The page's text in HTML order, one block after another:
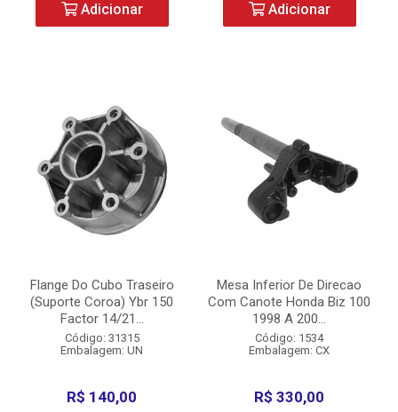
Adicionar Adicionar
Flange Do Cubo Traseiro
(Suporte Coroa) Ybr 150
Factor 14/21...
Código: 31315
Embalagem: UN
R$ 140,00
Mesa Inferior De Direcao
Com Canote Honda Biz 100
1998 A 200...
Código: 1534
Embalagem: CX
R$ 330,00